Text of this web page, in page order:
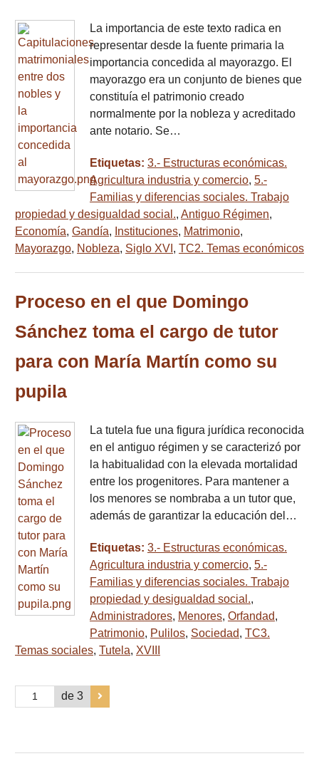
La importancia de este texto radica en
representar desde la fuente primaria la
importancia concedida al mayorazgo. El
mayorazgo era un conjunto de bienes que
constituía el patrimonio creado
normalmente por la nobleza y acreditado
ante notario. Se…
Etiquetas: 3.- Estructuras económicas.
Agricultura industria y comercio, 5.-
Familias y diferencias sociales. Trabajo
propiedad y desigualdad social., Antiguo Régimen,
Economía, Gandía, Instituciones, Matrimonio,
Mayorazgo, Nobleza, Siglo XVI , TC2. Temas económicos
Proceso en el que Domingo
Sánchez toma el cargo de tutor
para con María Martín como su
pupila
La tutela fue una figura jurídica reconocida
en el antiguo régimen y se caracterizó por
la habitualidad con la elevada mortalidad
entre los progenitores. Para mantener a
los menores se nombraba a un tutor que,
además de garantizar la educación del…
Etiquetas: 3.- Estructuras económicas.
Agricultura industria y comercio, 5.-
Familias y diferencias sociales. Trabajo
propiedad y desigualdad social.,
Administradores, Menores, Orfandad,
Patrimonio, Pulilos, Sociedad, TC3.
Temas sociales, Tutela, XVIII
de 3